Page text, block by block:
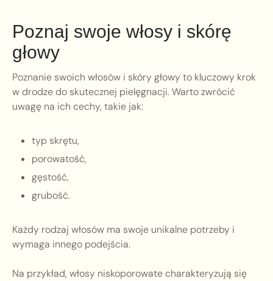
Poznaj swoje włosy i skórę
głowy
Poznanie swoich włosów i skóry głowy to kluczowy krok
w drodze do skutecznej pielęgnacji. Warto zwrócić
uwagę na ich cechy, takie jak:
typ skrętu,
porowatość,
gęstość,
grubość.
Każdy rodzaj włosów ma swoje unikalne potrzeby i
wymaga innego podejścia.
Na przykład, włosy niskoporowate charakteryzują się